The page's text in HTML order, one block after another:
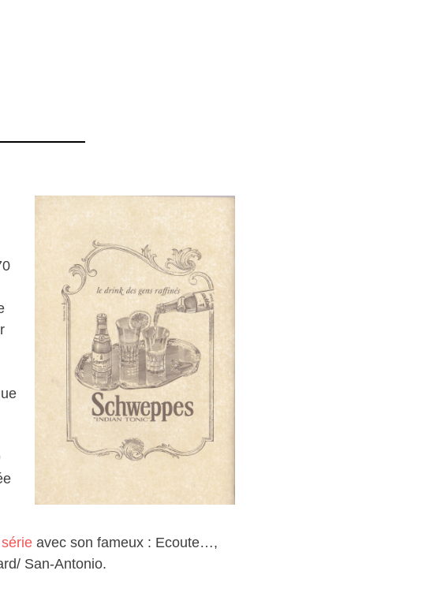
avec son fameux : Ecoute…,
San-Antonio.